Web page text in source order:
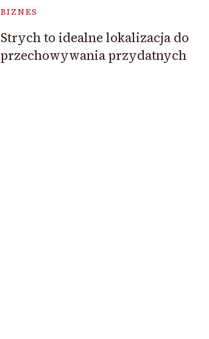
BIZNES
Strych to idealne lokalizacja do
przechowywania przydatnych